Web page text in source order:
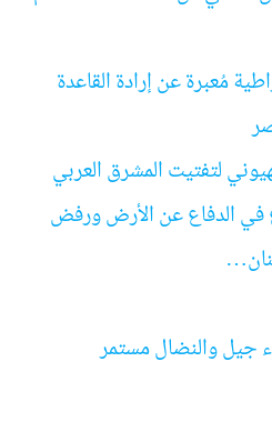
مُعبرة عن إرادة القاعدة
لتفتيت المشرق العربي
في الدفاع عن الأرض ورفض
جيل والنضال مستمر